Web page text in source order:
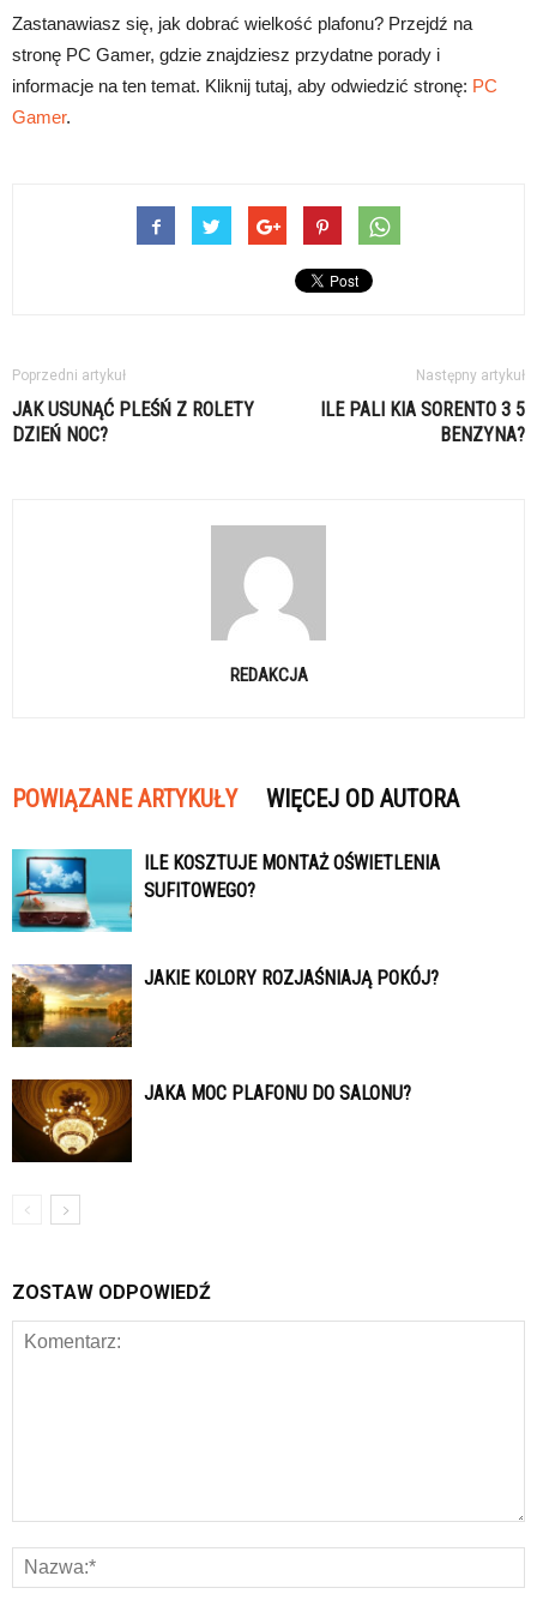
Zastanawiasz się, jak dobrać wielkość plafonu? Przejdź na
stronę PC Gamer, gdzie znajdziesz przydatne porady i
informacje na ten temat. Kliknij tutaj, aby odwiedzić stronę: PC
Gamer.
Poprzedni artykuł
JAK USUNĄĆ PLEŚŃ Z ROLETY
DZIEŃ NOC?
Następny artykuł
ILE PALI KIA SORENTO 3 5
BENZYNA?
REDAKCJA
POWIĄZANE ARTYKUŁY WIĘCEJ OD AUTORA
ILE KOSZTUJE MONTAŻ OŚWIETLENIA
SUFITOWEGO?
JAKIE KOLORY ROZJAŚNIAJĄ POKÓJ?
JAKA MOC PLAFONU DO SALONU?
ZOSTAW ODPOWIEDŹ